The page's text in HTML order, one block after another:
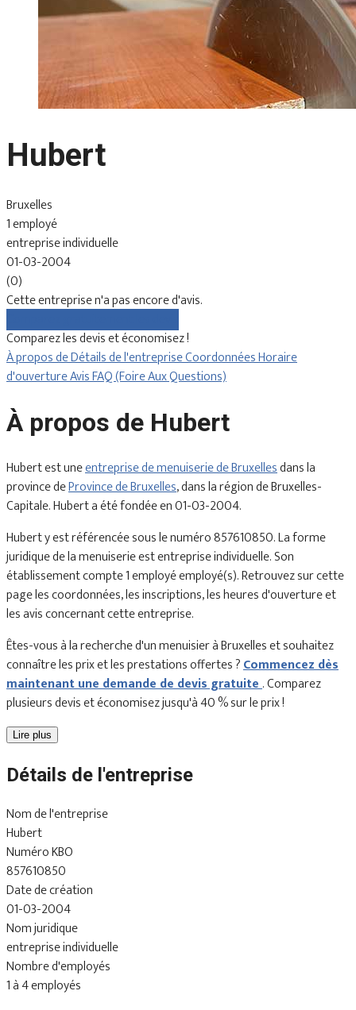
Hubert
Bruxelles
1 employé
entreprise individuelle
01-03-2004
(0)
Cette entreprise n'a pas encore d'avis.
Comparez les devis et économisez !
À propos deDétails de l'entrepriseCoordonnéesHoraire
d'ouvertureAvisFAQ (Foire Aux Questions)
À propos de Hubert
Hubert est uneentreprise de menuiserie de Bruxellesdans la
province deProvince de Bruxelles, dans la région de Bruxelles-
Capitale. Hubert a été fondée en 01-03-2004.
Hubert y est référencée sous le numéro 857610850. La forme
juridique de la menuiserie est entreprise individuelle. Son
établissement compte 1 employé employé(s). Retrouvez sur cette
page les coordonnées, les inscriptions, les heures d'ouverture et
les avis concernant cette entreprise.
Êtes-vous à la recherche d'un menuisier à Bruxelles et souhaitez
connaître les prix et les prestations offertes ?Commencez dès
maintenant une demande de devis gratuite. Comparez
plusieurs devis et économisez jusqu'à 40 % sur le prix !
Lire plus
Détails de l'entreprise
Nom de l'entreprise
Hubert
Numéro KBO
857610850
Date de création
01-03-2004
Nom juridique
entreprise individuelle
Nombre d'employés
1 à 4 employés